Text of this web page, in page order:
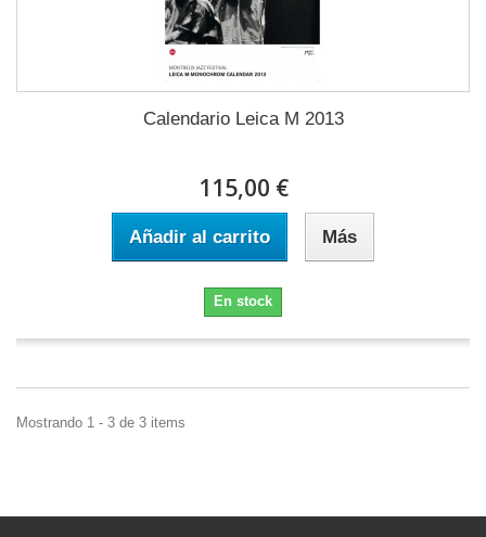
Calendario Leica M 2013
115,00 €
Añadir al carrito Más
En stock
Mostrando 1 - 3 de 3 items